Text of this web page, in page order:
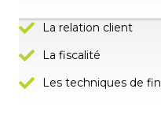
La relation client
La fiscalité
Les techniques de